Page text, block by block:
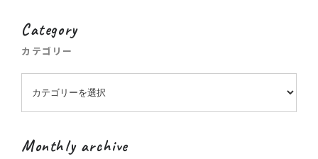
Category
カテゴリー
Monthly archive